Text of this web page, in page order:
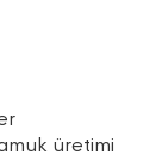
üretimi